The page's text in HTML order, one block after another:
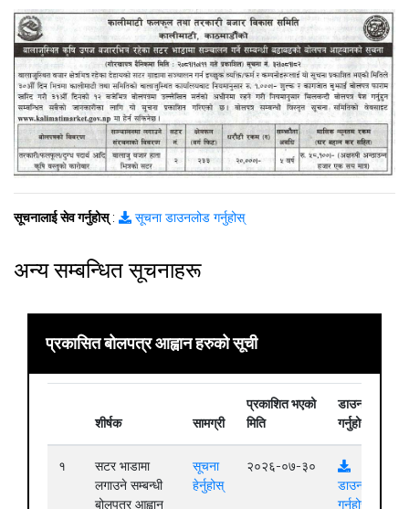
सूचनालाई सेव गर्नुहोस्: सूचना डाउनलोड गर्नुहोस्
अन्य सम्बन्धित सूचनाहरू
प्रकासित बोलपत्र आह्वान हरुको सूची
शीर्षक सामग्री
प्रकाशित भएको
मिति
डाउनलोड
गर्नुहोस्
१
सटर भाडामा
लगाउने सम्बन्धी
बोलपत्र आह्वान
सूचना
हेर्नुहोस्
२०२६-०७-३०
डाउनलोड
गर्नुहोस्